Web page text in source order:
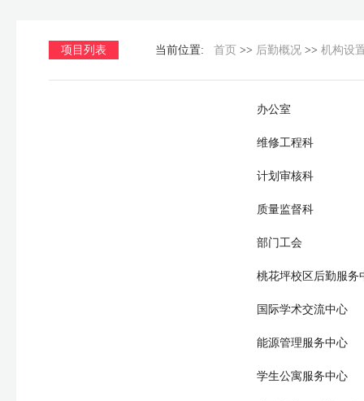
项目列表 当前位置: 首页 >> 后勤概况 >> 机构设
办公室
维修工程科
计划审核科
质量监督科
部门工会
桃花坪校区后勤服务
国际学术交流中心
能源管理服务中心
学生公寓服务中心